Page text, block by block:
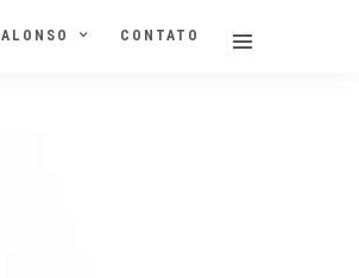
ALONSO CONTATO